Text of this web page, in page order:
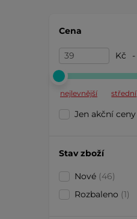
Cena
Kč -
nejlevnější střední
Jen akční ceny
Stav zboží
Nové (46)
Rozbaleno (1)